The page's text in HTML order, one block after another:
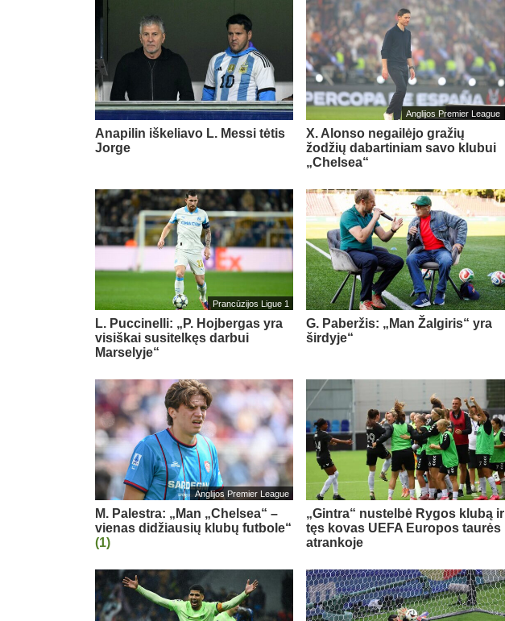
Anapilin iškeliavo L. Messi tėtis
Jorge
Anglijos Premier League
X. Alonso negailėjo gražių
žodžių dabartiniam savo klubui
„Chelsea“
Prancūzijos Ligue 1
L. Puccinelli: „P. Hojbergas yra
visiškai susitelkęs darbui
Marselyje“
G. Paberžis: „Man Žalgiris“ yra
širdyje“
Anglijos Premier League
M. Palestra: „Man „Chelsea“ –
vienas didžiausių klubų futbole“
(1)
„Gintra“ nustelbė Rygos klubą ir
tęs kovas UEFA Europos taurės
atrankoje